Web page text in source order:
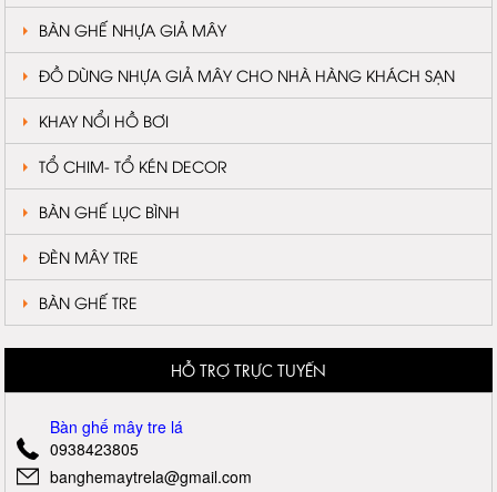
BÀN GHẾ NHỰA GIẢ MÂY
ĐỒ DÙNG NHỰA GIẢ MÂY CHO NHÀ HÀNG KHÁCH SẠN
KHAY NỔI HỒ BƠI
TỔ CHIM- TỔ KÉN DECOR
BÀN GHẾ LỤC BÌNH
ĐÈN MÂY TRE
BÀN GHẾ TRE
HỖ TRỢ TRỰC TUYẾN
Bàn ghế mây tre lá
0938423805
banghemaytrela@gmail.com